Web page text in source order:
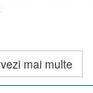
vezi mai multe